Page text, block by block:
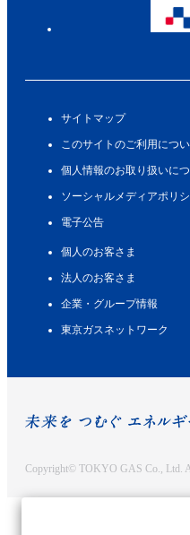
サイトマップ
このサイトのご利用につ
個人情報のお取り扱いに
ソーシャルメディアポリ
電子公告
個人のお客さま
法人のお客さま
企業・グループ情報
東京ガスネットワーク
Copyright© TOKYO GAS Co., Ltd.